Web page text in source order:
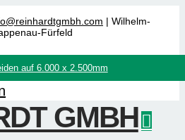
| Wilhelm-
Fürfeld
auf 6.000 x 2.500mm